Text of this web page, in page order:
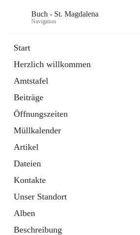
Buch - St. Magdalena
Navigation
Start
Herzlich willkommen
Amtstafel
Beiträge
Öffnungszeiten
Müllkalender
Artikel
Dateien
Kontakte
Unser Standort
Alben
Beschreibung
11 Schnellzugriffe
Bürgerservice
10 Schnellzugriffe